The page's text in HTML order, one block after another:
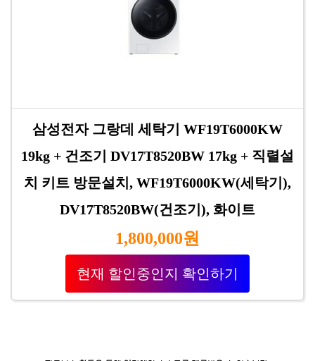
삼성전자 그랑데 세탁기 WF19T6000KW
19kg + 건조기 DV17T8520BW 17kg + 직렬설
치 키트 방문설치, WF19T6000KW(세탁기),
DV17T8520BW(건조기), 화이트
1,800,000원
현재 할인중인지 확인하기